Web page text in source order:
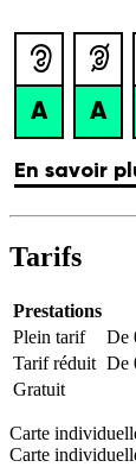
Tarifs
Prestations
Plein tarif
De
Tarif réduit De
Gratuit
Carte
Carte